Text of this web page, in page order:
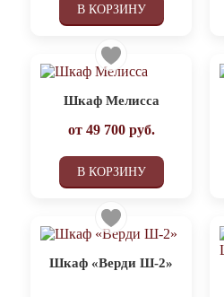
В КОРЗИНУ
Шкаф Мелисса
от 49 700руб.
В КОРЗИНУ
Шкаф «Верди Ш-2»